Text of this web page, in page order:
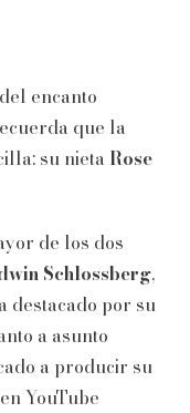
encanto
que la
su nieta Rose
de los dos
Schlossberg,
destacado por su
a asunto
a producir su
YouTube